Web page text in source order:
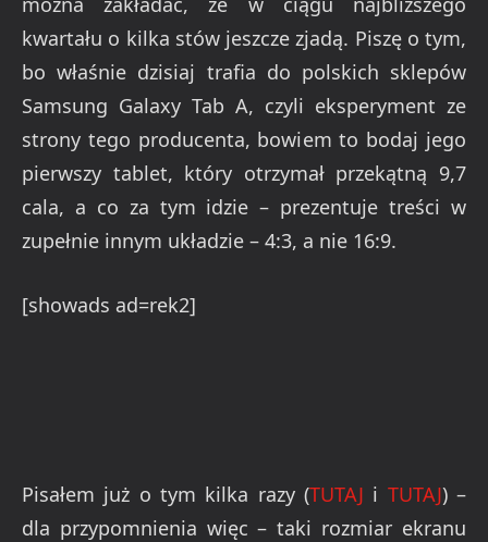
kwartału o kilka stów jeszcze zjadą. Piszę o tym,
bo właśnie dzisiaj trafia do polskich sklepów
Samsung Galaxy Tab A, czyli eksperyment ze
strony tego producenta, bowiem to bodaj jego
pierwszy tablet, który otrzymał przekątną 9,7
cala, a co za tym idzie – prezentuje treści w
zupełnie innym układzie – 4:3, a nie 16:9.
[showads ad=rek2]
Pisałem już o tym kilka razy (TUTAJ i TUTAJ) –
dla przypomnienia więc – taki rozmiar ekranu